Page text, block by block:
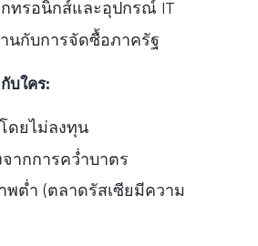
กทรอนิกส์และอุปกรณ์ IT
นกับการจัดซื้อภาครัฐ
บใคร:
ดยไม่ลงทุน
ากการคว่ำบาตร
ต่ำ (ตลาดรัสเซียมีความ